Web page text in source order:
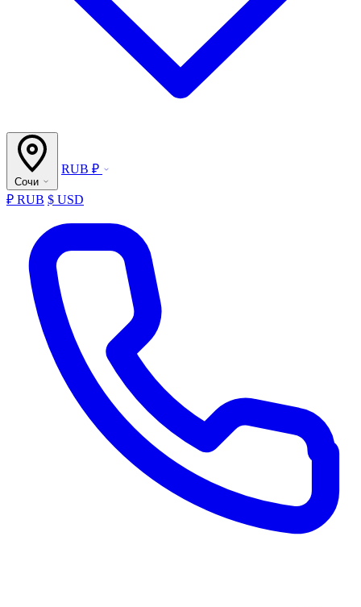
Сочи
RUB ₽
₽ RUB $ USD